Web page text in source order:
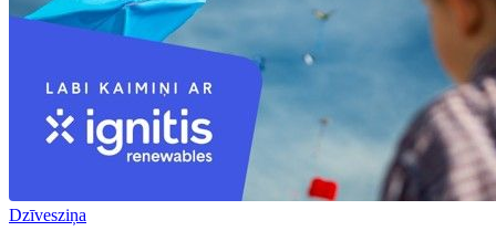
Dzīvesziņa